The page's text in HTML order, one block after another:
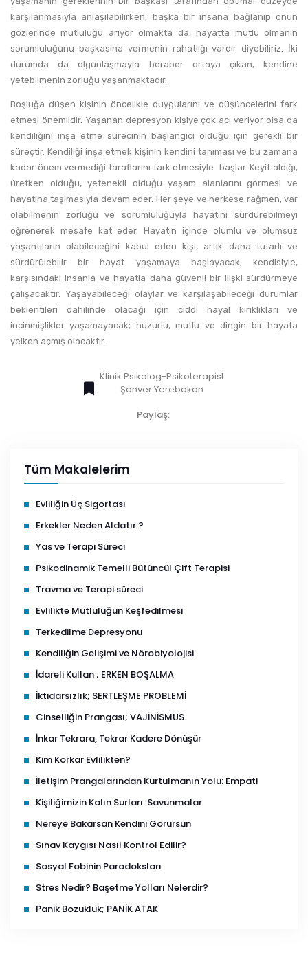
karşılanmasıyla anlaşılabilirken; başka bir insana bağlanıp onun
gözlerinde mutluluğu arıyor olmakta da, hayatta mutlu olmanın
sorumluluğunu başkasına vermenin rahatlığı vardır diyebiliriz. İki
durumda da olgunlaşmayla beraber ortaya çıkan, kendine
yetebilmenin zorluğu yaşanmaktadır.
Boşluğa düşen kişinin öncelikle duygularını ve düşüncelerini fark
etmesi önemlidir. Yaşanan depresyon kişiye çok acı veriyor olsa da
kendiliğini inşa etme sürecinin başlangıcı olduğu için gerekli bir
süreçtir. Kendiliği inşa etmek kişinin kendini tanıması ve bu zamana
kadar önem vermediği taraflarını fark etmesiyle başlar. Keyif aldığı,
üretken olduğu, yetenekli olduğu yaşam alanlarını görmesi ve
hayatına taşımasıyla devam eder. Her şeye ve herkese rağmen, var
olabilmenin zorluğu ve sorumluluğuyla hayatını sürdürebilmeyi
öğrenerek mesafe kat eder. Hayatın içinde olumlu ve olumsuz
yaşantıların olabileceğini kabul eden kişi, artık daha tutarlı ve
sürdürülebilir bir hayat yaşamaya başlayacak; kendisiyle,
karşısındaki insanla ve hayatla daha güvenli bir ilişki sürdürmeye
çalışacaktır. Yaşayabileceği olaylar ve karşılaşabileceği durumlar
beklentileri dahilinde olacağı için ciddi hayal kırıklıkları ve
incinmişlikler yaşamayacak; huzurlu, mutlu ve dingin bir hayata
yelken açmış olacaktır.
Klinik Psikolog-Psikoterapist
Şanver Yerebakan
Paylaş:
Tüm Makalelerim
Evliliğin Üç Sigortası
Erkekler Neden Aldatır ?
Yas ve Terapi Süreci
Psikodinamik Temelli Bütüncül Çift Terapisi
Travma ve Terapi süreci
Evlilikte Mutluluğun Keşfedilmesi
Terkedilme Depresyonu
Kendiliğin Gelişimi ve Nörobiyolojisi
İdareli Kullan ; ERKEN BOŞALMA
İktidarsızlık; SERTLEŞME PROBLEMİ
Cinselliğin Prangası; VAJİNİSMUS
İnkar Tekrara, Tekrar Kadere Dönüşür
Kim Korkar Evlilikten?
İletişim Prangalarından Kurtulmanın Yolu: Empati
Kişiliğimizin Kalın Surları :Savunmalar
Nereye Bakarsan Kendini Görürsün
Sınav Kaygısı Nasıl Kontrol Edilir?
Sosyal Fobinin Paradoksları
Stres Nedir? Başetme Yolları Nelerdir?
Panik Bozukluk; PANİK ATAK